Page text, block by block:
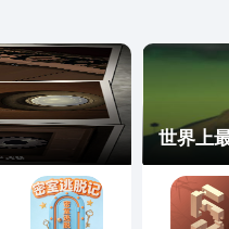
世界上